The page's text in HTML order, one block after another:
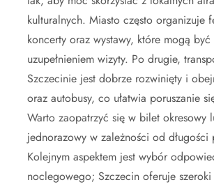
kulturalnych. Miasto często organizuje
koncerty oraz wystawy, które mogą być
uzupełnieniem wizyty. Po drugie,
Szczecinie jest dobrze rozwinięty i
oraz autobusy, co ułatwia poruszanie
Warto zaopatrzyć się w bilet okresowy
jednorazowy w zależności od długości
Kolejnym aspektem jest wybór
noclegowego; Szczecin oferuje